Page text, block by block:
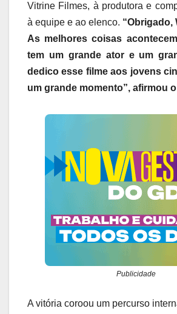
Vitrine Filmes, à produtora e
à equipe e ao elenco. “Obrigado,
As melhores coisas
tem um grande ator e um
dedico esse filme aos jovens
um grande momento”, afirmou
Publicidade
A vitória coroou um percurso